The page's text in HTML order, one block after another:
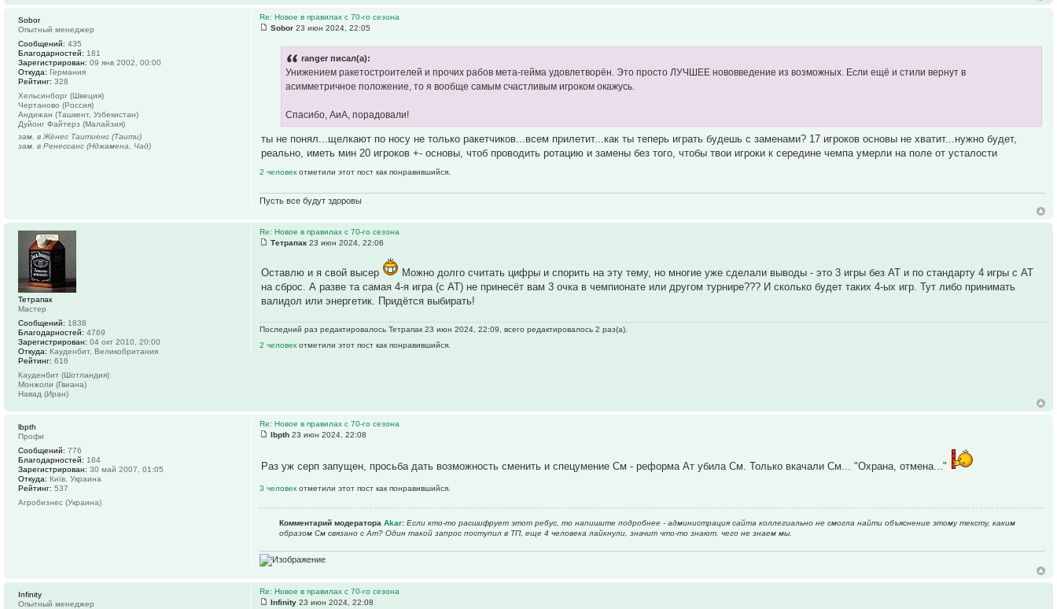
Re: Новое в правилах с 70-го сезона
Sobor 23 июн 2024, 22:05
ranger писал(а):
Унижением ракетостроителей и прочих рабов мета-гейма удовлетворён. Это просто ЛУЧШЕЕ нововведение из возможных. Если ещё и стили вернут в
асимметричное положение, то я вообще самым счастливым игроком окажусь.
Спасибо, АиА, порадовали!
ты не понял...щелкают по носу не только ракетчиков...всем прилетит...как ты теперь играть будешь с заменами? 17 игроков основы не хватит...нужно будет,
реально, иметь мин 20 игроков +- основы, чтоб проводить ротацию и замены без того, чтобы твои игроки к середине чемпа умерли на поле от усталости
2 человекотметили этот пост как понравившийся.
Пусть все будут здоровы
Sobor
Опытный менеджер
Сообщений: 435
Благодарностей: 181
Зарегистрирован: 09 янв 2002, 00:00
Откуда: Германия
Рейтинг: 328
Хельсинборг (Швеция)
Чертаново (Россия)
Андижан (Ташкент, Узбекистан)
Дуйонг Файтерз (Малайзия)
зам. в Жёнес Таитиенс (Таити)
зам. в Ренессанс (Нджамена, Чад)
Re: Новое в правилах с 70-го сезона
Тетрапак 23 июн 2024, 22:06
Оставлю и я свой высер
Можно долго считать цифры и спорить на эту тему, но многие уже сделали выводы - это 3 игры без АТ и по стандарту 4 игры с АТ
на сброс. А разве та самая 4-я игра (с АТ) не принесёт вам 3 очка в чемпионате или другом турнире??? И сколько будет таких 4-ых игр. Тут либо принимать
валидол или энергетик. Придётся выбирать!
Последний раз редактировалось Тетрапак 23 июн 2024, 22:09, всего редактировалось 2 раз(а).
2 человекотметили этот пост как понравившийся.
Тетрапак
Мастер
Сообщений: 1838
Благодарностей: 4769
Зарегистрирован: 04 окт 2010, 20:00
Откуда: Кауденбит, Великобритания
Рейтинг: 616
Кауденбит (Шотландия)
Монжоли (Гвиана)
Навад (Иран)
Re: Новое в правилах с 70-го сезона
lbpth 23 июн 2024, 22:08
Раз уж серп запущен, просьба дать возможность сменить и спецумение См - реформа Ат убила См. Только вкачали См... "Охрана, отмена..."
3 человекотметили этот пост как понравившийся.
Комментарий модератораAkar: Если кто-то расшифрует этот ребус, то напишите подробнее - администрация сайта коллегиально не смогла найти объяснение этому тексту, каким
образом См связано с Ат? Один такой запрос поступил в ТП, еще 4 человека лайкнули, значит что-то знают, чего не знаем мы.
lbpth
Профи
Сообщений: 776
Благодарностей: 184
Зарегистрирован: 30 май 2007, 01:05
Откуда: Київ, Украина
Рейтинг: 537
Агробизнес (Украина)
Re: Новое в правилах с 70-го сезона
Infinity 23 июн 2024, 22:08
Infinity
Опытный менеджер